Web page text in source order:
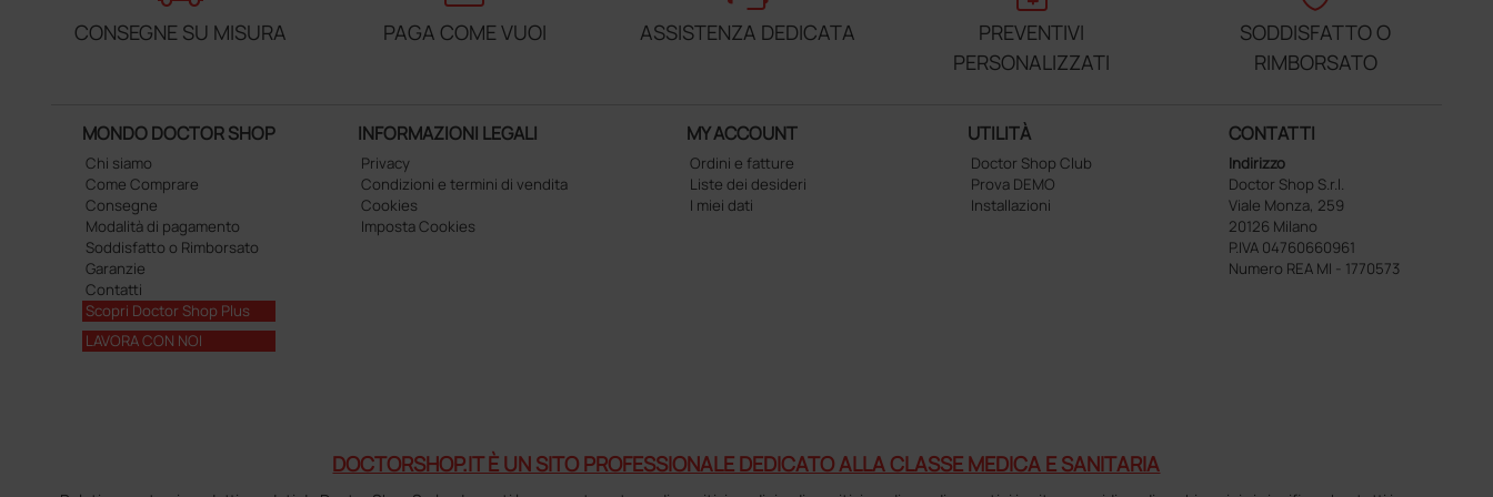
CONSEGNE SU MISURA PAGA COME VUOI ASSISTENZA DEDICATA
PREVENTIVI
PERSONALIZZATI
SODDISFATTO O
RIMBORSATO
MONDO DOCTOR SHOP
Chi siamo
Come Comprare
Consegne
Modalità di pagamento
Soddisfatto o Rimborsato
Garanzie
Contatti
Scopri Doctor Shop Plus
LAVORA CON NOI
INFORMAZIONI LEGALI
Privacy
Condizioni e termini di vendita
Cookies
Imposta Cookies
MY ACCOUNT
Ordini e fatture
Liste dei desideri
I miei dati
UTILITÀ
Doctor Shop Club
Prova DEMO
Installazioni
CONTATTI
Indirizzo
Doctor Shop S.r.l.
Viale Monza, 259
20126 Milano
P.IVA 04760660961
Numero REA MI - 1770573
DOCTORSHOP.IT È UN SITO PROFESSIONALE DEDICATO ALLA CLASSE MEDICA E SANITARIA